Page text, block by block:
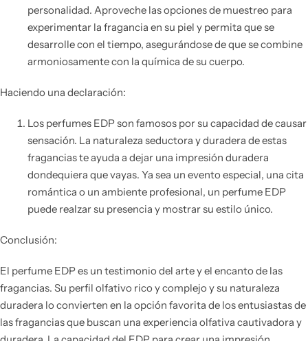
personalidad. Aproveche las opciones de muestreo para
experimentar la fragancia en su piel y permita que se
desarrolle con el tiempo, asegurándose de que se combine
armoniosamente con la química de su cuerpo.
Haciendo una declaración:
Los perfumes EDP son famosos por su capacidad de causar
sensación. La naturaleza seductora y duradera de estas
fragancias te ayuda a dejar una impresión duradera
dondequiera que vayas. Ya sea un evento especial, una cita
romántica o un ambiente profesional, un perfume EDP
puede realzar su presencia y mostrar su estilo único.
Conclusión:
El perfume EDP es un testimonio del arte y el encanto de las
fragancias. Su perfil olfativo rico y complejo y su naturaleza
duradera lo convierten en la opción favorita de los entusiastas de
las fragancias que buscan una experiencia olfativa cautivadora y